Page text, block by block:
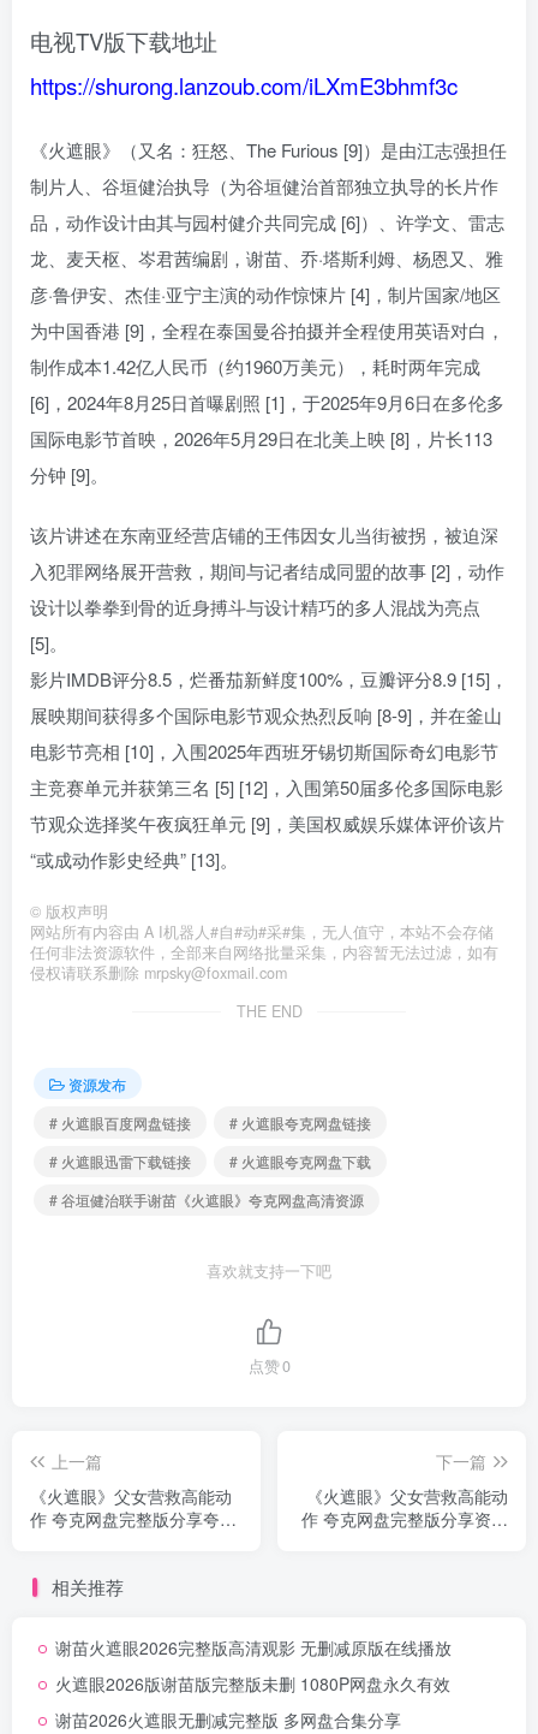
电视TV版下载地址
https://shurong.lanzoub.com/iLXmE3bhmf3c
《火遮眼》（又名：狂怒、The Furious [9]）是由江志强担任
制片人、谷垣健治执导（为谷垣健治首部独立执导的长片作
品，动作设计由其与园村健介共同完成 [6]）、许学文、雷志
龙、麦天枢、岑君茜编剧，谢苗、乔·塔斯利姆、杨恩又、雅
彦·鲁伊安、杰佳·亚宁主演的动作惊悚片 [4]，制片国家/地区
为中国香港 [9]，全程在泰国曼谷拍摄并全程使用英语对白，
制作成本1.42亿人民币（约1960万美元），耗时两年完成
[6]，2024年8月25日首曝剧照 [1]，于2025年9月6日在多伦多
国际电影节首映，2026年5月29日在北美上映 [8]，片长113
分钟 [9]。
该片讲述在东南亚经营店铺的王伟因女儿当街被拐，被迫深
入犯罪网络展开营救，期间与记者结成同盟的故事 [2]，动作
设计以拳拳到骨的近身搏斗与设计精巧的多人混战为亮点
[5]。
影片IMDB评分8.5，烂番茄新鲜度100%，豆瓣评分8.9 [15]，
展映期间获得多个国际电影节观众热烈反响 [8-9]，并在釜山
电影节亮相 [10]，入围2025年西班牙锡切斯国际奇幻电影节
主竞赛单元并获第三名 [5] [12]，入围第50届多伦多国际电影
节观众选择奖午夜疯狂单元 [9]，美国权威娱乐媒体评价该片
“或成动作影史经典” [13]。
© 版权声明
网站所有内容由 A I机器人#自#动#采#集，无人值守，本站不会存储
任何非法资源软件，全部来自网络批量采集，内容暂无法过滤，如有
侵权请联系删除 mrpsky@foxmail.com
THE END
资源发布
# 火遮眼百度网盘链接
# 火遮眼夸克网盘链接
# 火遮眼迅雷下载链接
# 火遮眼夸克网盘下载
# 谷垣健治联手谢苗《火遮眼》夸克网盘高清资源
喜欢就支持一下吧
点赞0
上一篇
《火遮眼》父女营救高能动
作 夸克网盘完整版分享夸克
下一篇
《火遮眼》父女营救高能动
作 夸克网盘完整版分享资源
相关推荐
谢苗火遮眼2026完整版高清观影 无删减原版在线播放
火遮眼2026版谢苗版完整版未删 1080P网盘永久有效
谢苗2026火遮眼无删减完整版 多网盘合集分享